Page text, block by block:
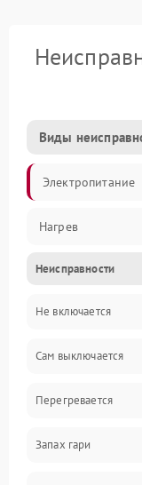
Виды
Электропитание
Нагрев
Неисправности
Не включается
Сам выключается
Перегревается
Запах гари